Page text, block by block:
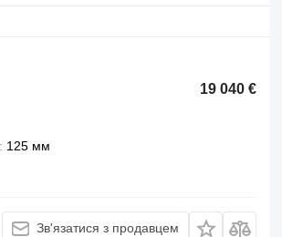
19 040 €
125 мм
Зв'язатися з продавцем